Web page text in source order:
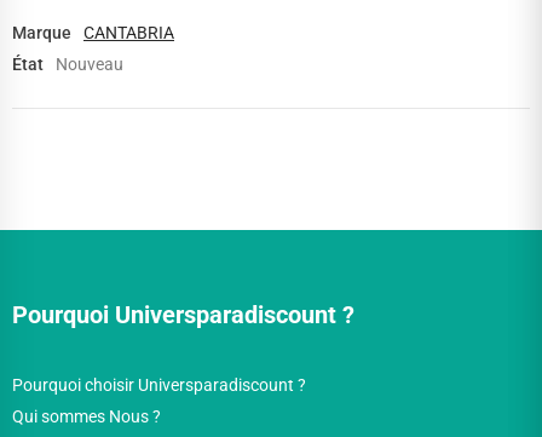
Marque
CANTABRIA
État
Nouveau
Pourquoi Universparadiscount ?
Pourquoi choisir Universparadiscount ?
Qui sommes Nous ?